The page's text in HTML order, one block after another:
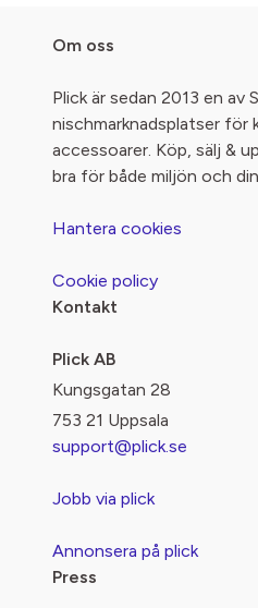
Om oss
Plick är sedan 2013 en av
nischmarknadsplatser för
accessoarer. Köp, sälj &
bra för både miljön och
Hantera cookies
Cookie policy
Kontakt
Plick AB
Kungsgatan 28
753 21 Uppsala
support@plick.se
Jobb via plick
Annonsera på plick
Press